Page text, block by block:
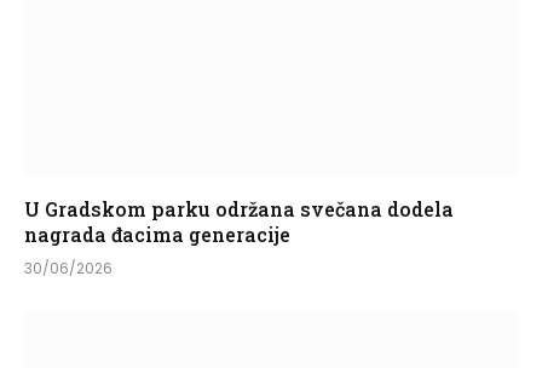
U Gradskom parku održana svečana dodela
nagrada đacima generacije
30/06/2026